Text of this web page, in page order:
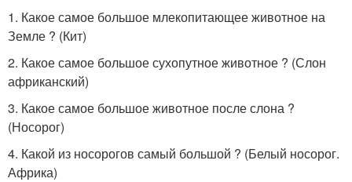
1. Какое самое большое млекопитающее животное на
Земле ? (Кит)
2. Какое самое большое сухопутное животное ? (Слон
африканский)
3. Какое самое большое животное после слона ?
(Носорог)
4. Какой из носорогов самый большой ? (Белый носорог.
Африка)